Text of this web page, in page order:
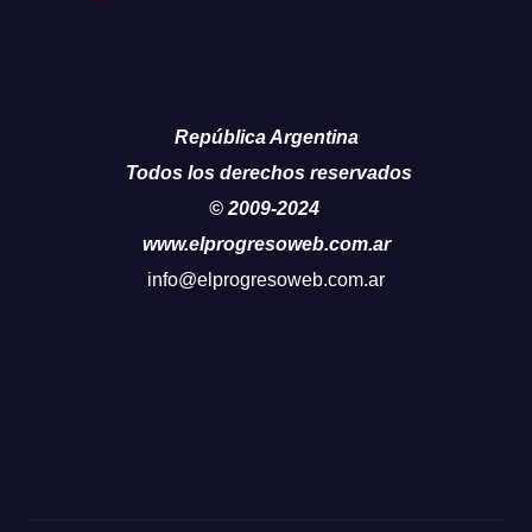
República Argentina
Todos los derechos reservados
© 2009-2024
www.elprogresoweb.com.ar
info@elprogresoweb.com.ar